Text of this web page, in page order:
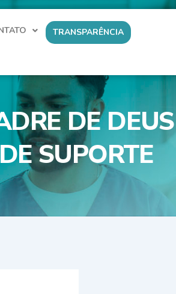
TRANSPARÊNCIA
DE DEUS
SUPORTE